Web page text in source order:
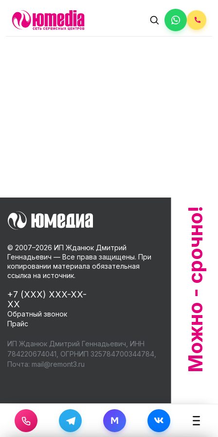
© 2007–2026 ИП Жданюк Дмитрий
Геннадьевич — Все права защищены. При
копировании материала обязательная
ссылка на источник.
+7 (XXX) XXX-XX-
XX
Обратный звонок
Прайс
ИП Жданюк Дмитрий Геннадьевич, ИНН
784220674041, ОГРНИП 325784700344784,
Почта: mail@remont3.ru
M